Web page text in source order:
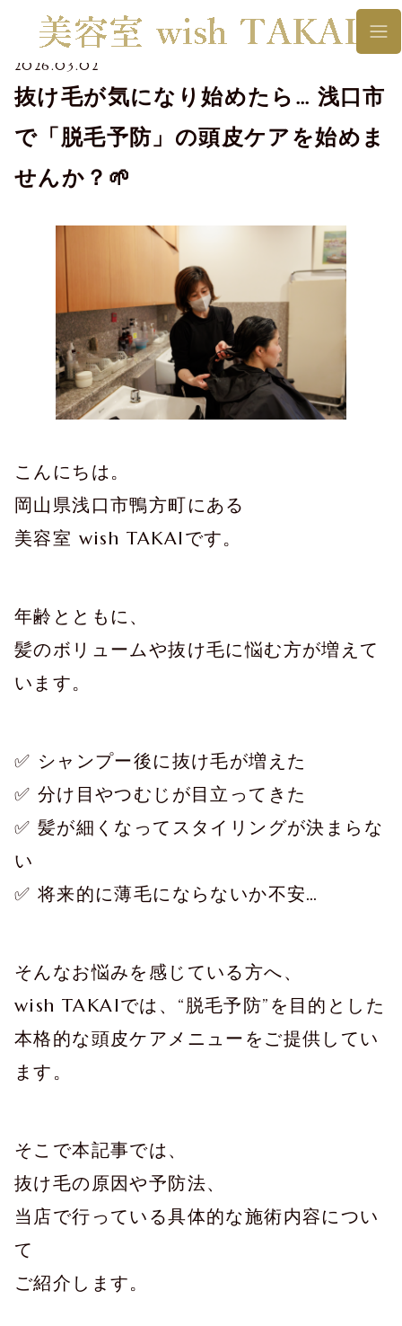
2026.03.02
抜け毛が気になり始めたら… 浅口市
で「脱毛予防」の頭皮ケアを始めま
せんか？🌱
こんにちは。
岡山県浅口市鴨方町にある
美容室 wish TAKAIです。
年齢とともに、
髪のボリュームや抜け毛に悩む方が増えて
います。
✅ シャンプー後に抜け毛が増えた
✅ 分け目やつむじが目立ってきた
✅ 髪が細くなってスタイリングが決まらな
い
✅ 将来的に薄毛にならないか不安…
そんなお悩みを感じている方へ、
wish TAKAIでは、“脱毛予防”を目的とした
本格的な頭皮ケアメニューをご提供してい
ます。
そこで本記事では、
抜け毛の原因や予防法、
当店で行っている具体的な施術内容につい
て
ご紹介します。